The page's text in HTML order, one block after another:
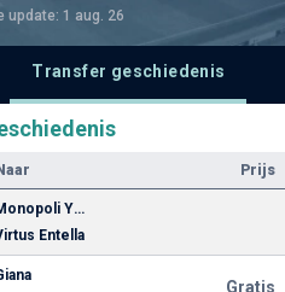
update: 1 aug. 26
Transfer geschiedenis
Prijs
Monopoli Youth
Entella
Gratis